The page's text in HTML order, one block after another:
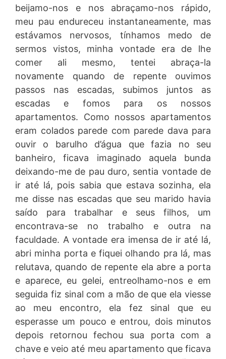
beijamo-nos e nos abraçamo-nos rápido,
meu pau endureceu instantaneamente, mas
estávamos nervosos, tínhamos medo de
sermos vistos, minha vontade era de lhe
comer ali mesmo, tentei abraça-la
novamente quando de repente ouvimos
passos nas escadas, subimos juntos as
escadas e fomos para os nossos
apartamentos. Como nossos apartamentos
eram colados parede com parede dava para
ouvir o barulho d’água que fazia no seu
banheiro, ficava imaginado aquela bunda
deixando-me de pau duro, sentia vontade de
ir até lá, pois sabia que estava sozinha, ela
me disse nas escadas que seu marido havia
saído para trabalhar e seus filhos, um
encontrava-se no trabalho e outra na
faculdade. A vontade era imensa de ir até lá,
abri minha porta e fiquei olhando pra lá, mas
relutava, quando de repente ela abre a porta
e aparece, eu gelei, entreolhamo-nos e em
seguida fiz sinal com a mão de que ela viesse
ao meu encontro, ela fez sinal que eu
esperasse um pouco e entrou, dois minutos
depois retornou fechou sua porta com a
chave e veio até meu apartamento que ficava